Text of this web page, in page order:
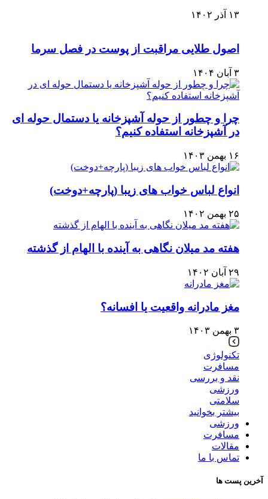
۱۳ آذر ۱۴۰۲
اصول طلایی مراقبت از پوست در فصل سرما
۳ آبان ۱۴۰۴
چرا و چطور از حوله آشپزخانه یا دستمال حوله ای
در آشپزخانه استفاده کنیم؟
۱۶ بهمن ۱۴۰۳
انواع لباس خواب های زیبا (پارچه+دوخت)
۲۵ بهمن ۱۴۰۲
هفته مد میلان نگاهی به آینده با الهام از گذشته
۲۹ آبان ۱۴۰۲
مغز مادرانه واقعیت یا افسانه؟
۳ بهمن ۱۴۰۳
تکنولوژی
مسافرت
نقد و بررسی
ورزشی
سلامتی
بیشتر بخوانید
ورزشی
مسافرت
مقالات
تماس با ما
آخرین پست ها